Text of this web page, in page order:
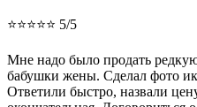
⭐⭐⭐⭐⭐ 5/5
Мне надо было продать редкую
бабушки жены. Сделал фото
Ответили быстро, назвали